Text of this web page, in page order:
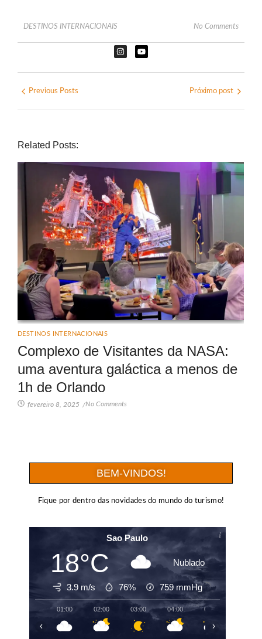
DESTINOS INTERNACIONAIS No Comments
Previous Posts Próximo post
Related Posts:
DESTINOS INTERNACIONAIS
Complexo de Visitantes da NASA:
uma aventura galáctica a menos de
1h de Orlando
fevereiro 8, 2025 /No Comments
BEM-VINDOS!
Fique por dentro das novidades do mundo do turismo!
Sao Paulo
18°C Nublado
3.9 m/s 76% 759 mmHg
01:00 02:00 03:00 04:00 05:00
‹ ›